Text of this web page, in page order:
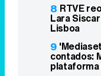
8 RTVE
Lara
Lisboa
9
contados: